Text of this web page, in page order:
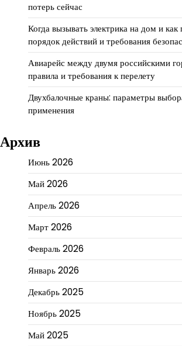
потерь сейчас
Когда вызывать электрика на дом и как
порядок действий и требования
Авиарейс между двумя российскими
правила и требования к перелету
Двухбалочные краны: параметры
применения
Архив
Июнь 2026
Май 2026
Апрель 2026
Март 2026
Февраль 2026
Январь 2026
Декабрь 2025
Ноябрь 2025
Май 2025